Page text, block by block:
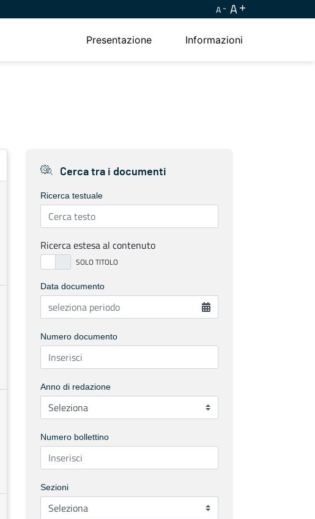
A A
Presentazione Informazioni
Cerca tra i documenti
Ricerca testuale
Ricerca estesa al contenuto
Data documento
Numero documento
Anno di redazione
Numero bollettino
Sezioni